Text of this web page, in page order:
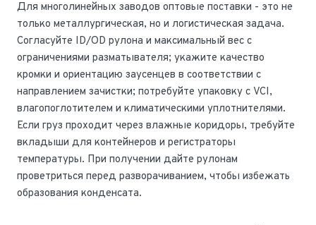
Для многолинейных заводов оптовые поставки - это не
только металлургическая, но и логистическая задача.
Согласуйте ID/OD рулона и максимальный вес с
ограничениями разматывателя; укажите качество
кромки и ориентацию заусенцев в соответствии с
направлением зачистки; потребуйте упаковку с VCI,
влагопоглотителем и климатическими уплотнителями.
Если груз проходит через влажные коридоры, требуйте
вкладыши для контейнеров и регистраторы
температуры. При получении дайте рулонам
проветриться перед разворачиванием, чтобы избежать
образования конденсата.